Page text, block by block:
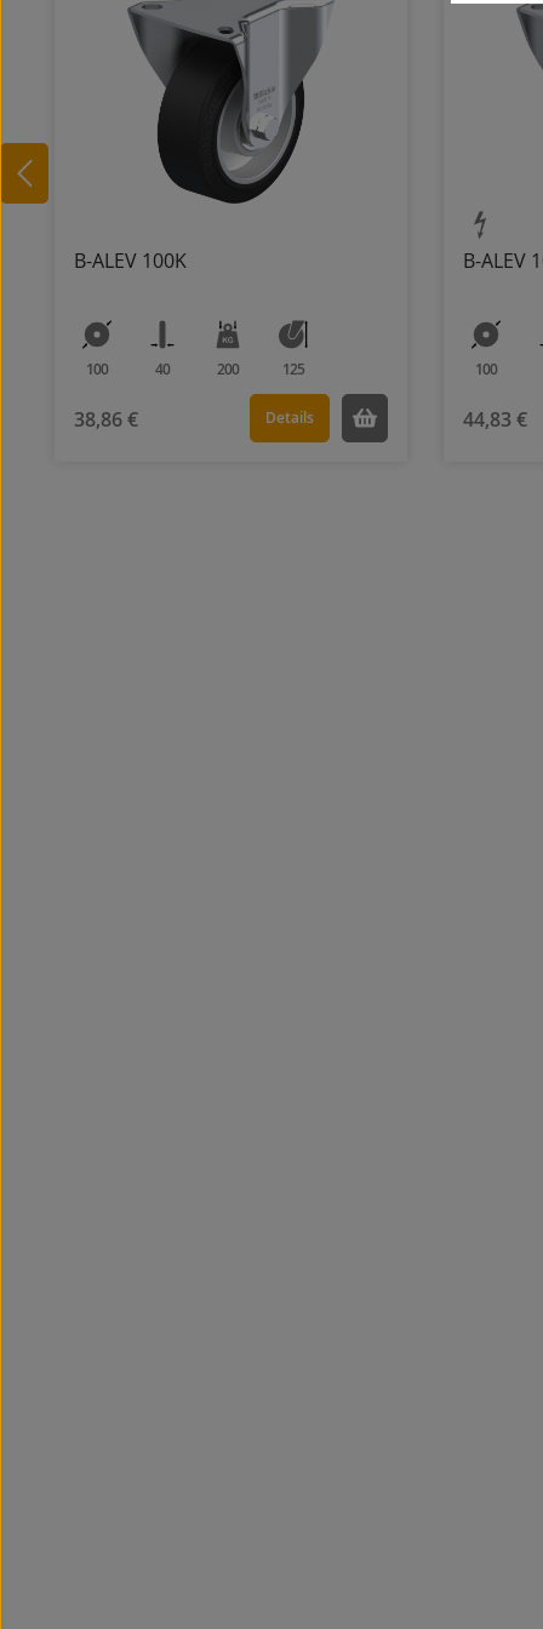
B-ALEV 100K
100 40 200 125
38,86 € Details
B-ALEV
100
44,83 €